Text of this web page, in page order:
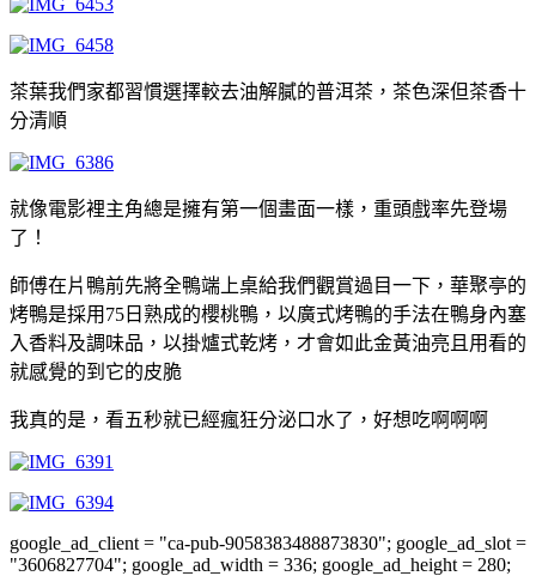
茶葉我們家都習慣選擇較去油解膩的普洱茶，茶色深但茶香十
分清順
就像電影裡主角總是擁有第一個畫面一樣，重頭戲率先登場
了！
師傅在片鴨前先將全鴨端上桌給我們觀賞過目一下，華聚亭的
烤鴨是採用75日熟成的櫻桃鴨，以廣式烤鴨的手法在鴨身內塞
入香料及調味品，以掛爐式乾烤，才會如此金黃油亮且用看的
就感覺的到它的皮脆
我真的是，看五秒就已經瘋狂分泌口水了，好想吃啊啊啊
google_ad_client = "ca-pub-9058383488873830"; google_ad_slot =
"3606827704"; google_ad_width = 336; google_ad_height = 280;